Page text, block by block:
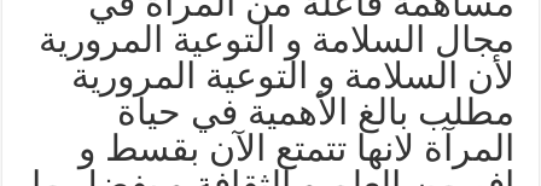
السلامة و التوعية المرورية
السلامة و التوعية المرورية
بالغ الأهمية في حياة
لانها تتمتع الآن بقسط و